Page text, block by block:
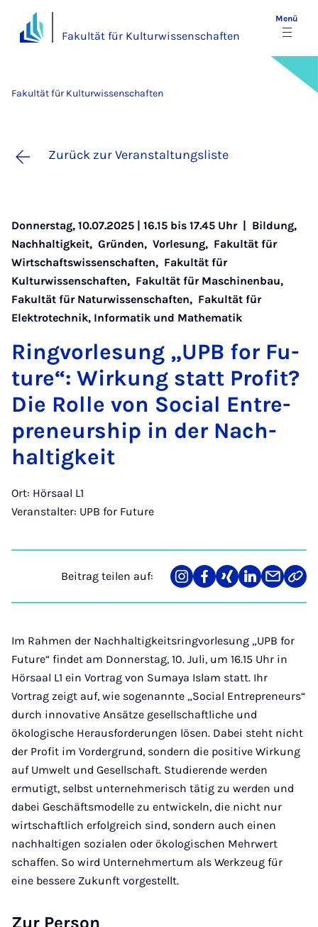
Fakultät für Kulturwissenschaften
Menü
Fakultät für Kulturwissenschaften
Zurück zur Veranstaltungsliste
Donnerstag, 10.07.2025 | 16.15 bis 17.45 Uhr | Bildung,
Nachhaltigkeit, Gründen, Vorlesung, Fakultät für
Wirtschaftswissenschaften, Fakultät für
Kulturwissenschaften, Fakultät für Maschinenbau,
Fakultät für Naturwissenschaften, Fakultät für
Elektrotechnik, Informatik und Mathematik
Ring­vor­le­sung „UPB for Fu­
ture“: Wir­kung statt Pro­fit?
Die Rol­le von So­ci­al Entre­
pre­neur­ship in der Nach­
hal­tig­keit
Ort: Hörsaal L1
Veranstalter: UPB for Future
Beitrag teilen auf:
Teilen
auf
Teilen
auf
Teilen
auf
Teilen
auf
Teilen
über
Mail
Link
Im Rahmen der Nachhaltigkeitsringvorlesung „UPB for
Future“ findet am Donnerstag, 10. Juli, um 16.15 Uhr in
Hörsaal L1 ein Vortrag von Sumaya Islam statt. Ihr
Vortrag zeigt auf, wie sogenannte „Social Entrepreneurs“
durch innovative Ansätze gesellschaftliche und
ökologische Herausforderungen lösen. Dabei steht nicht
der Profit im Vordergrund, sondern die positive Wirkung
auf Umwelt und Gesellschaft. Studierende werden
ermutigt, selbst unternehmerisch tätig zu werden und
dabei Geschäftsmodelle zu entwickeln, die nicht nur
wirtschaftlich erfolgreich sind, sondern auch einen
nachhaltigen sozialen oder ökologischen Mehrwert
schaffen. So wird Unternehmertum als Werkzeug für
eine bessere Zukunft vorgestellt.
Zur Person